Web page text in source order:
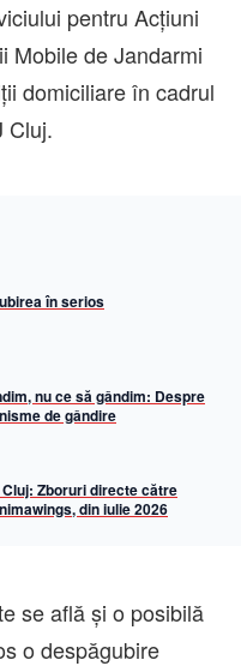
pentru Acțiuni
Mobile de Jandarmi
domiciliare în cadrul
Cluj.
în serios
nu ce să gândim: Despre
de gândire
Zboruri directe către
din iulie 2026
se află și o posibilă
o despăgubire